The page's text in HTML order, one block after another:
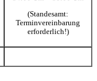
(Standesamt:
Terminvereinbarung
erforderlich!)